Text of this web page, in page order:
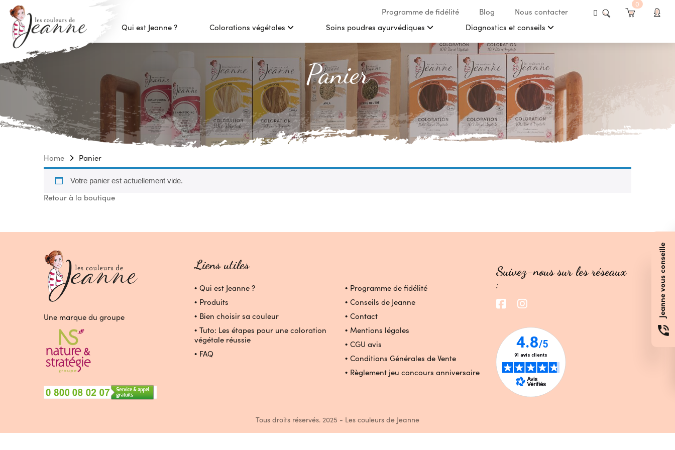
Qui est Jeanne ? Colorations végétales Soins poudres ayurvédiques Diagnostics et conseils
Programme de fidélité Blog Nous contacter
0
Jeanne vous conseille
Panier
Home Panier
Votre panier est actuellement vide.
Retour à la boutique
Une marque du groupe
Liens utiles
Qui est Jeanne ?
Produits
Bien choisir sa couleur
Tuto: Les étapes pour une coloration
végétale réussie
FAQ
Programme de fidélité
Conseils de Jeanne
Contact
Mentions légales
CGU avis
Conditions Générales de Vente
Règlement jeu concours anniversaire
Suivez-nous sur les réseaux
:
Tous droits réservés. 2025 - Les couleurs de Jeanne